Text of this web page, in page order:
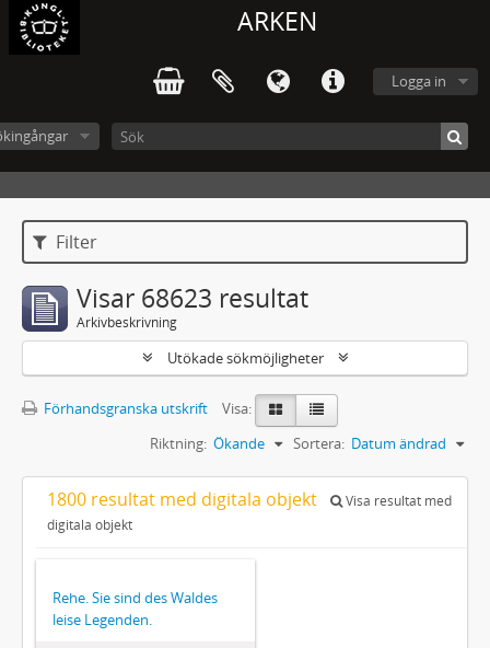
ARKEN
Logga in
Filter
Visar 68623 resultat
Arkivbeskrivning
Utökade sökmöjligheter
Förhandsgranska utskrift
Visa:
Sortera: Datum ändrad
Riktning: Ökande
1800 resultat med digitala objekt
Visa resultat med
digitala objekt
Rehe. Sie sind des Waldes
leise Legenden.